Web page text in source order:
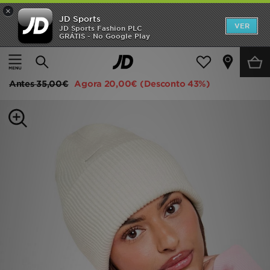
×
JD Sports
JD Sports Fashion PLC
GRÁTIS - No Google Play
VER
Página principal
Mulher Acessórios de Mulher Chapéus
Nike Peak Premium Beanie Hat
Antes35,00€ Agora 20,00€ (Desconto 43%)
INÍCIO
Promoções
MULHER